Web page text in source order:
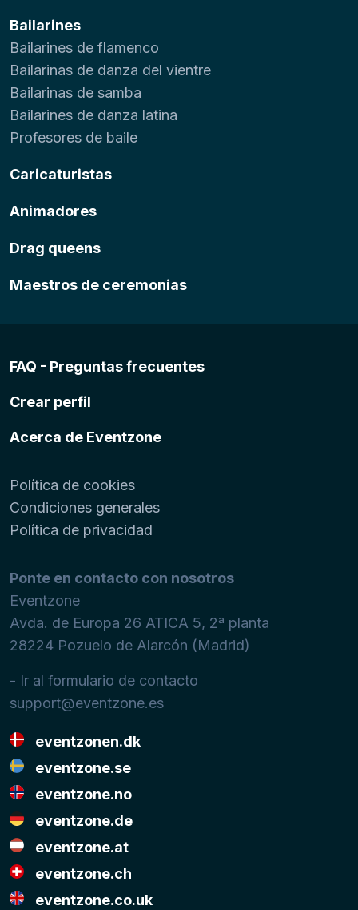
Bailarines
Bailarines de flamenco
Bailarinas de danza del vientre
Bailarinas de samba
Bailarines de danza latina
Profesores de baile
Caricaturistas
Animadores
Drag queens
Maestros de ceremonias
FAQ - Preguntas frecuentes
Crear perfil
Acerca de Eventzone
Política de cookies
Condiciones generales
Política de privacidad
Ponte en contacto con nosotros
Eventzone
Avda. de Europa 26 ATICA 5, 2ª planta
28224 Pozuelo de Alarcón (Madrid)
- Ir al formulario de contacto
support@eventzone.es
eventzonen.dk
eventzone.se
eventzone.no
eventzone.de
eventzone.at
eventzone.ch
eventzone.co.uk